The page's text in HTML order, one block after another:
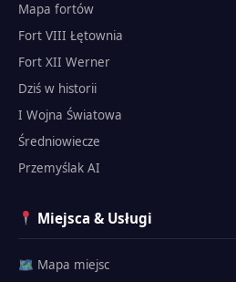
Mapa fortów
Fort VIII Łętownia
Fort XII Werner
Dziś w historii
I Wojna Światowa
Średniowiecze
Przemyślak AI
Miejsca & Usługi
🗺 Mapa miejsc